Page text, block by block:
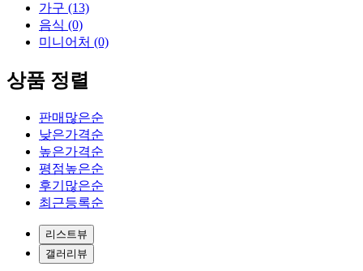
가구 (13)
음식 (0)
미니어처 (0)
상품 정렬
판매많은순
낮은가격순
높은가격순
평점높은순
후기많은순
최근등록순
리스트뷰
갤러리뷰